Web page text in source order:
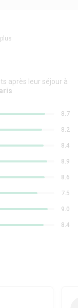
après leur séjour à
8.7
8.2
8.4
8.9
8.6
7.5
9.0
8.4